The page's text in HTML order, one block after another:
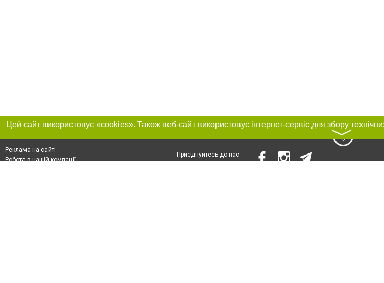
〉
Реклама на сайті
Робота в нашій компанії
Приєднуйтесь до нас :